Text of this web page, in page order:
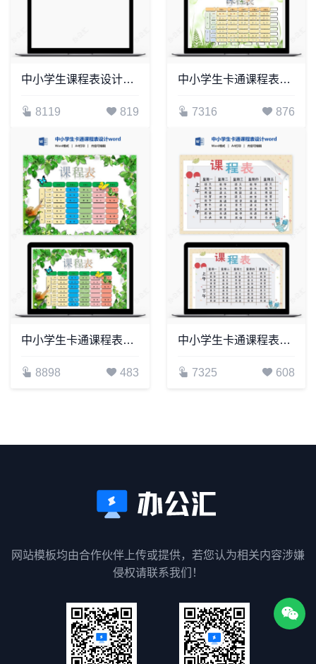
中小学生课程表设计word课程表(4)
8119 819
中小学生卡通课程表设计word课程表模板(5)
7316 876
中小学生卡通课程表设计word课程表模板(6)
8898 483
中小学生卡通课程表设计word课程表模板(10)
7325 608
网站模板均由合作伙伴上传或提供，若您认为相关内容涉嫌
侵权请联系我们！